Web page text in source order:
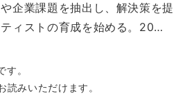
企業課題を抽出し、解決策を提
ィストの育成を始める。20…
す。
読みいただけます。